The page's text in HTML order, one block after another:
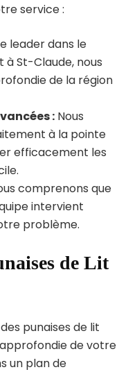
service :
leader dans le
St-Claude, nous
de la région
: Nous
à la pointe
efficacement les
comprenons que
intervient
problème.
de Lit
punaises de lit
de votre
un plan de